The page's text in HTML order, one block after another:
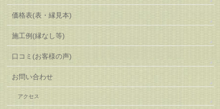
価格表(表・縁見本)
施工例(縁なし等)
口コミ(お客様の声)
お問い合わせ
アクセス